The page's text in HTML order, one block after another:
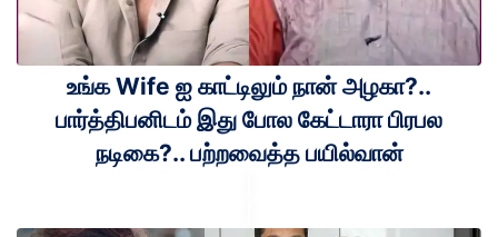
உங்க Wife ஐ காட்டிலும் நான் அழகா?..
பார்த்திபனிடம் இது போல கேட்டாரா பிரபல
நடிகை?.. பற்றவைத்த பயில்வான்